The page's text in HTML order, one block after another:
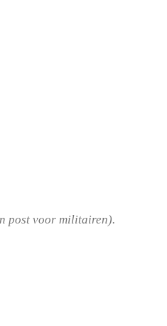
post voor militairen).